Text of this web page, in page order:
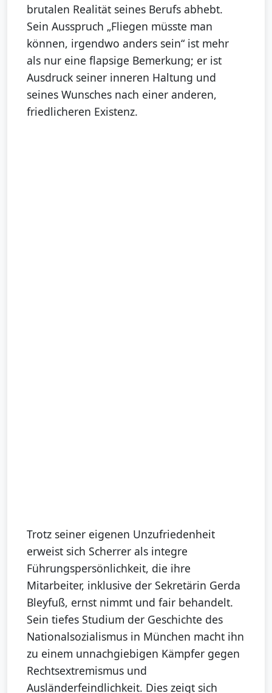
brutalen Realität seines Berufs abhebt.
Sein Ausspruch „Fliegen müsste man
können, irgendwo anders sein“ ist mehr
als nur eine flapsige Bemerkung; er ist
Ausdruck seiner inneren Haltung und
seines Wunsches nach einer anderen,
friedlicheren Existenz.
Trotz seiner eigenen Unzufriedenheit
erweist sich Scherrer als integre
Führungspersönlichkeit, die ihre
Mitarbeiter, inklusive der Sekretärin Gerda
Bleyfuß, ernst nimmt und fair behandelt.
Sein tiefes Studium der Geschichte des
Nationalsozialismus in München macht ihn
zu einem unnachgiebigen Kämpfer gegen
Rechtsextremismus und
Ausländerfeindlichkeit. Dies zeigt sich